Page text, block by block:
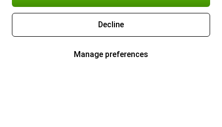
Decline
Manage preferences